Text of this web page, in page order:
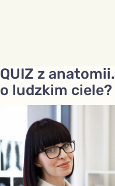
QUIZ z
o ludzkim ciele?